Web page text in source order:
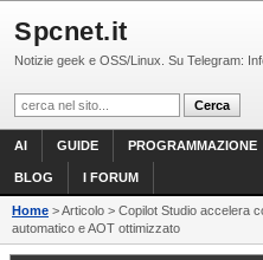
Spcnet.it
Notizie geek e OSS/Linux. Su Telegram:
AI GUIDE PROGRAMMAZIONE
BLOG I FORUM
Home > Articolo > Copilot Studio accelera
automatico e AOT ottimizzato